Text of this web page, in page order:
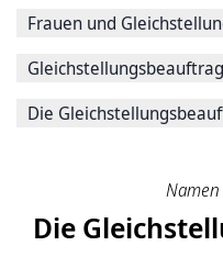
teilen
Seitenlink
Seite
Frauen und
Die
Die